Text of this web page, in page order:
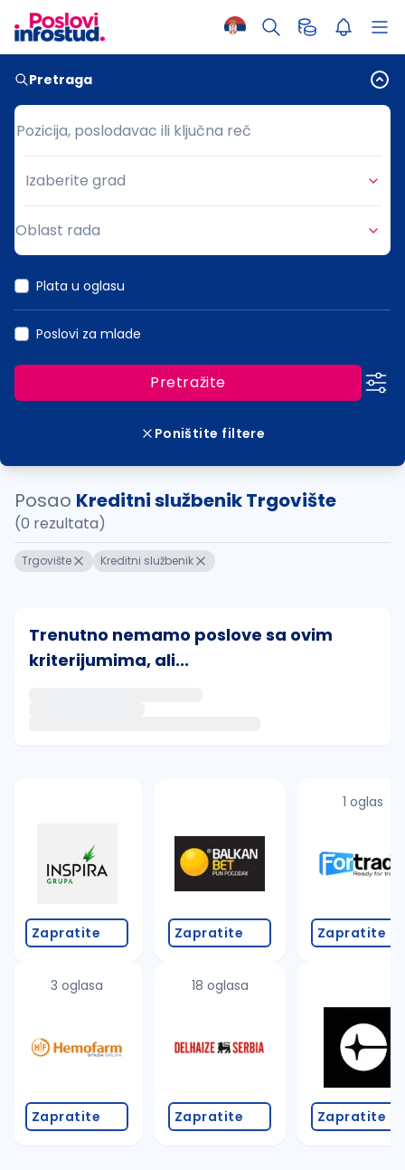
Pretraga
Pozicija, poslodavac ili ključna reč
Pozicija, poslodavac ili ključna reč
Grad
Izaberite grad
Oblast rada
Plata u oglasu
Poslovi za mlade
Pretražite
Poništite filtere
Posao Kreditni službenik Trgovište
(0 rezultata)
Trgovište Kreditni službenik
Trenutno nemamo poslove sa ovim
kriterijumima, ali...
Takođe možete da:
proverite pravopisne greške (koristite č, ć, š, đ,
promenite odabrane filtere pretrage
Zapratite
3 oglasa
Zapratite
Zapratite
18 oglasa
Zapratite
1 oglas
Zapratite
Zapratite